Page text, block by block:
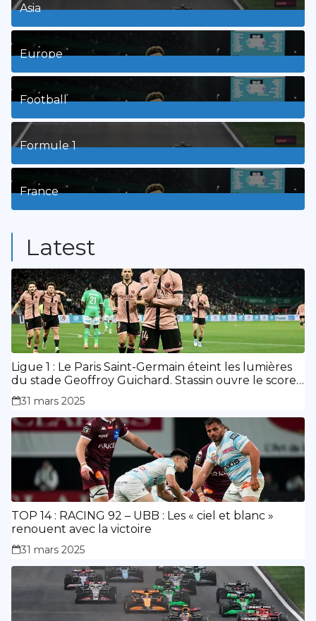
Asia
1Posts
Europe
3Posts
Football
8Posts
Formule 1
3Posts
France
Latest
Ligue 1 : Le Paris Saint-Germain éteint les lumières
du stade Geoffroy Guichard. Stassin ouvre le score,
doublé de Doué.
31 mars 2025
TOP 14 : RACING 92 – UBB : Les « ciel et blanc »
renouent avec la victoire
31 mars 2025